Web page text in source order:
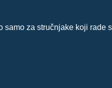
za stručnjake koji rade